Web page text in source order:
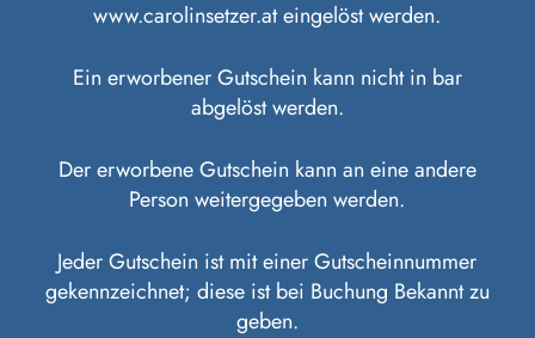
www.carolinsetzer.at eingelöst werden.
Ein erworbener Gutschein kann nicht in bar
abgelöst werden.
Der erworbene Gutschein kann an eine andere
Person weitergegeben werden.
Jeder Gutschein ist mit einer Gutscheinnummer
gekennzeichnet; diese ist bei Buchung Bekannt zu
geben.